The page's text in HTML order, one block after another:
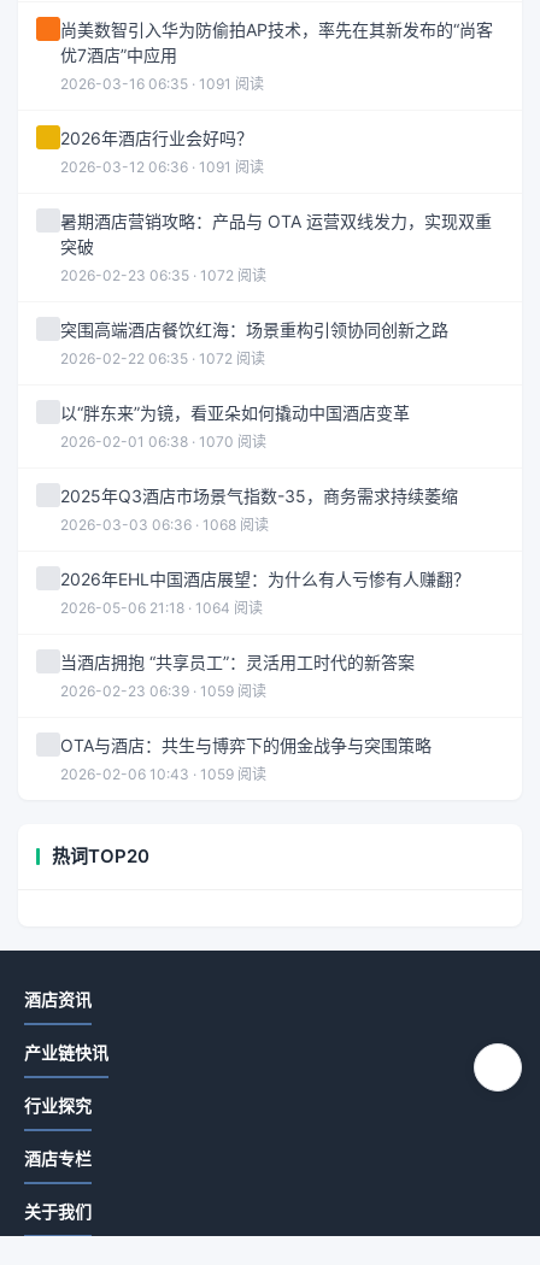
尚美数智引入华为防偷拍AP技术，率先在其新发布的“尚客
优7酒店”中应用
2026-03-16 06:35 · 1091 阅读
2026年酒店行业会好吗？
2026-03-12 06:36 · 1091 阅读
暑期酒店营销攻略：产品与 OTA 运营双线发力，实现双重
突破
2026-02-23 06:35 · 1072 阅读
突围高端酒店餐饮红海：场景重构引领协同创新之路
2026-02-22 06:35 · 1072 阅读
以“胖东来”为镜，看亚朵如何撬动中国酒店变革
2026-02-01 06:38 · 1070 阅读
2025年Q3酒店市场景气指数-35，商务需求持续萎缩
2026-03-03 06:36 · 1068 阅读
2026年EHL中国酒店展望：为什么有人亏惨有人赚翻？
2026-05-06 21:18 · 1064 阅读
当酒店拥抱 “共享员工”：灵活用工时代的新答案
2026-02-23 06:39 · 1059 阅读
OTA与酒店：共生与博弈下的佣金战争与突围策略
2026-02-06 10:43 · 1059 阅读
热词TOP20
酒店资讯
产业链快讯
行业探究
酒店专栏
关于我们